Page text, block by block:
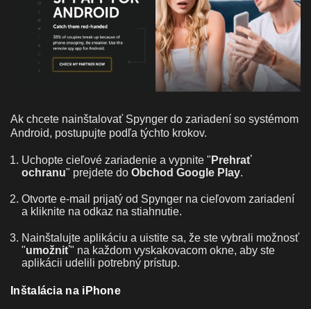
Ak chcete nainštalovať Spynger do zariadení so systémom
Android, postupujte podľa týchto krokov.
Uchopte cieľové zariadenie a vypnite " Prehrať
ochranu" prejdete do Obchod Google Play.
Otvorte e-mail prijatý od Spynger na cieľovom zariadení
a kliknite na odkaz na stiahnutie.
Nainštalujte aplikáciu a uistite sa, že ste vybrali možnosť
"umožniť" na každom vyskakovacom okne, aby ste
aplikácii udelili potrebný prístup.
Inštalácia na iPhone